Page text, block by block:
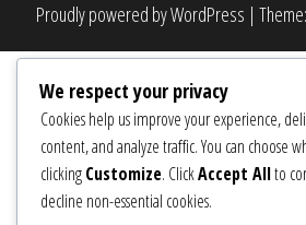
Proudly powered byWordPress | Theme:
We respect your privacy
Cookies help us improve your experience,
content, and analyze traffic. You can choose
clickingCustomize. ClickAccept Allto
decline non-essential cookies.